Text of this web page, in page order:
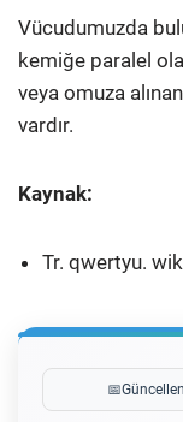
Vücudumuzda
kemiğe paralel
veya omuza
vardır.
Kaynak:
Tr. qwertyu.
📅